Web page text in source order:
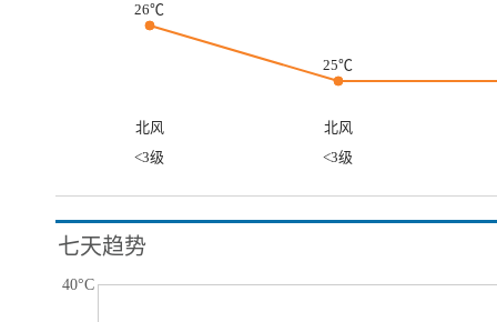
26℃
25℃
北风
北风
<3级
<3级
七天趋势
40°C